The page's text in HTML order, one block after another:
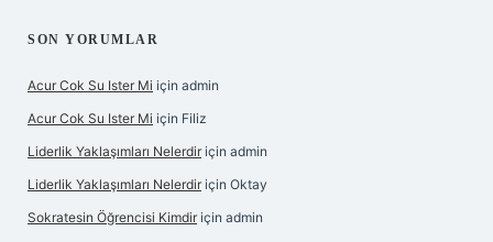
SON YORUMLAR
Acur Cok Su Ister Mi için admin
Acur Cok Su Ister Mi için Filiz
Liderlik Yaklaşımları Nelerdir için admin
Liderlik Yaklaşımları Nelerdir için Oktay
Sokratesin Öğrencisi Kimdir için admin